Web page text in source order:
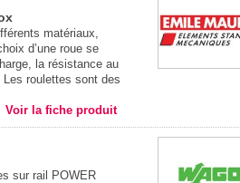
matériaux,
d’une roue se
la résistance au
roulettes sont des
Voir la fiche produit
sur rail POWER